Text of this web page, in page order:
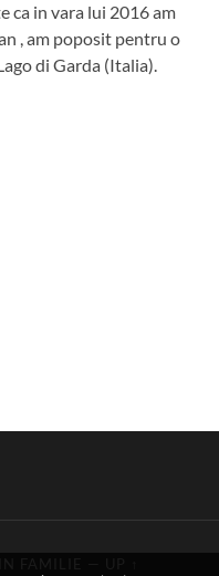
ca in vara lui 2016 am
, am poposit pentru o
di Garda (Italia).